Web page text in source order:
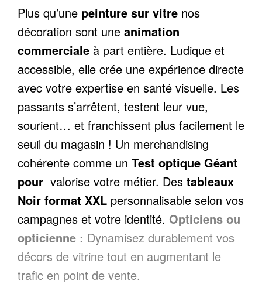
Plus qu’une peinture sur vitre nos
décoration sont une animation
commerciale à part entière. Ludique et
accessible, elle crée une expérience directe
avec votre expertise en santé visuelle. Les
passants s’arrêtent, testent leur vue,
sourient… et franchissent plus facilement le
seuil du magasin ! Un merchandising
cohérente comme un Test optique Géant
pour valorise votre métier. Des tableaux
Noir format XXL personnalisable selon vos
campagnes et votre identité. Opticiens ou
opticienne : Dynamisez durablement vos
décors de vitrine tout en augmentant le
trafic en point de vente.